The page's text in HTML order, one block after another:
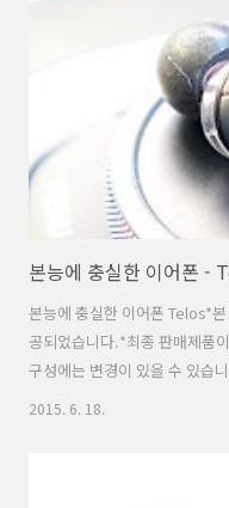
본능에 충실한 이어폰 -
본능에 충실한 이어폰 Telos*
공되었습니다.*최종 판매제품
구성에는 변경이 있을 수 있습
에 접어들고 있지만 시장에 쏟
2015. 6. 18.